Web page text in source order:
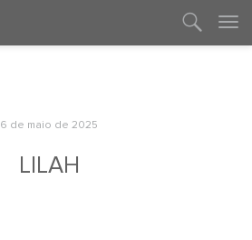
6 de maio de 2025
LILAH